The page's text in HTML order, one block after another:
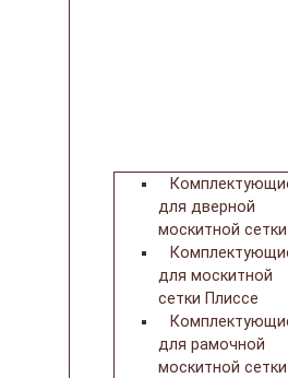
для дверной
москитной сетки
для москитной
сетки Плиссе
для рамочной
москитной сетки